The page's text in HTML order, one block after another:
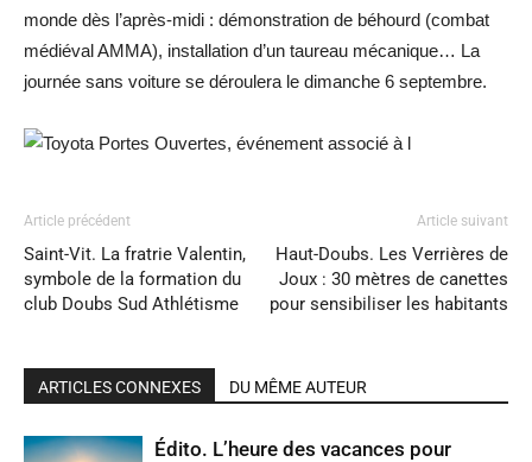
monde dès l’après-midi : démonstration de béhourd (combat
médiéval AMMA), installation d’un taureau mécanique… La
journée sans voiture se déroulera le dimanche 6 septembre.
Article précédent
Saint-Vit. La fratrie Valentin,
symbole de la formation du
club Doubs Sud Athlétisme
Article suivant
Haut-Doubs. Les Verrières de
Joux : 30 mètres de canettes
pour sensibiliser les habitants
ARTICLES CONNEXES DU MÊME AUTEUR
Édito. L’heure des vacances pour